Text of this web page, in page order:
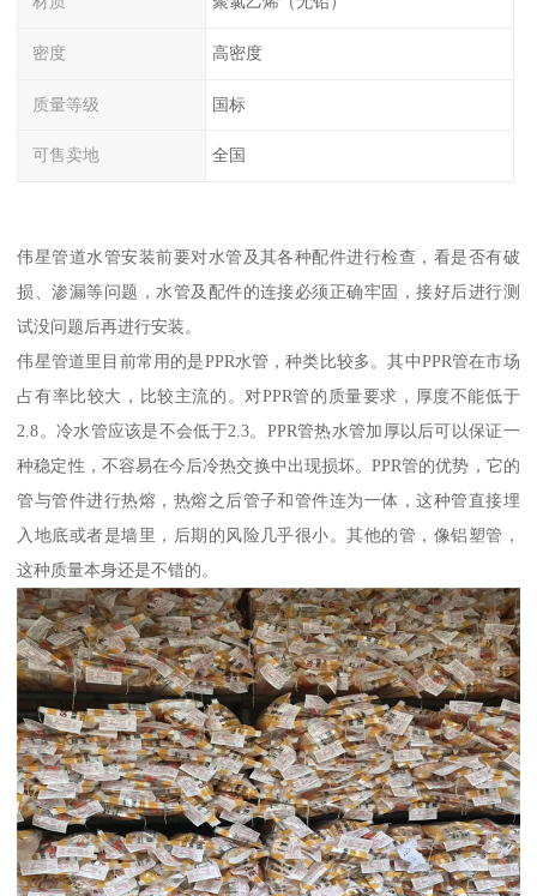
密度 高密度
质量等级 国标
可售卖地 全国
伟星管道水管安装前要对水管及其各种配件进行检查，看是否有破
损、渗漏等问题，水管及配件的连接必须正确牢固，接好后进行测
试没问题后再进行安装。
伟星管道里目前常用的是PPR水管，种类比较多。其中PPR管在市场
占有率比较大，比较主流的。对PPR管的质量要求，厚度不能低于
2.8。冷水管应该是不会低于2.3。PPR管热水管加厚以后可以保证一
种稳定性，不容易在今后冷热交换中出现损坏。PPR管的优势，它的
管与管件进行热熔，热熔之后管子和管件连为一体，这种管直接埋
入地底或者是墙里，后期的风险几乎很小。其他的管，像铝塑管，
这种质量本身还是不错的。